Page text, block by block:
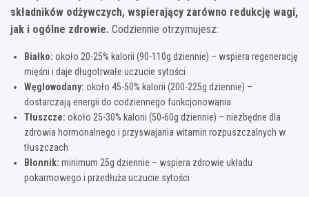
składników odżywczych, wspierający zarówno redukcję wagi,
jak i ogólne zdrowie. Codziennie otrzymujesz:
Białko: około 20-25% kalorii (90-110g dziennie) – wspiera regenerację
mięśni i daje długotrwałe uczucie sytości
Węglowodany: około 45-50% kalorii (200-225g dziennie) –
dostarczają energii do codziennego funkcjonowania
Tłuszcze: około 25-30% kalorii (50-60g dziennie) – niezbędne dla
zdrowia hormonalnego i przyswajania witamin rozpuszczalnych w
tłuszczach
Błonnik: minimum 25g dziennie – wspiera zdrowie układu
pokarmowego i przedłuża uczucie sytości